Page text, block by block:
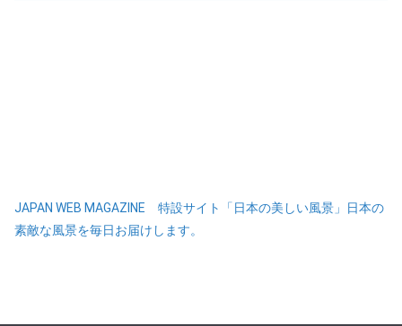
JAPAN WEB MAGAZINE 特設サイト「日本の美しい風景」日本の
素敵な風景を毎日お届けします。